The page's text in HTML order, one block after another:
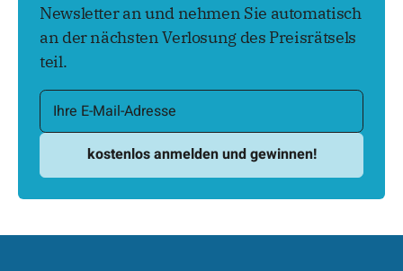
Newsletter an und nehmen Sie automatisch
an der nächsten Verlosung des Preisrätsels
teil.